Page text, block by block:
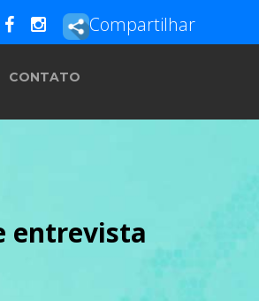
Compartilhar
CONTATO
entrevista